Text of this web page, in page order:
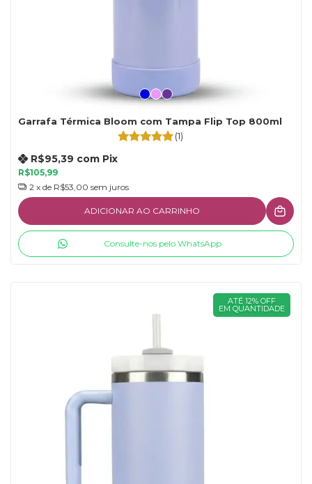
Garrafa Térmica Bloom com Tampa Flip Top 800ml
(1)
R$105,99
R$95,39 com Pix
2 x de R$53,00 sem juros
ADICIONAR AO CARRINHO
Consulte-nos pelo WhatsApp
ATÉ 12% OFF
EM QUANTIDADE